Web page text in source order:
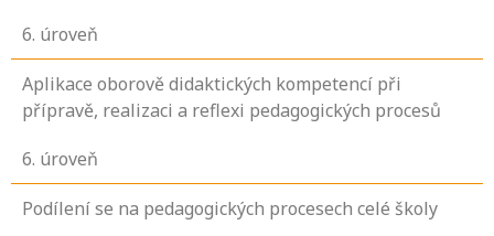
6. úroveň
Aplikace oborově didaktických kompetencí při
přípravě, realizaci a reflexi pedagogických procesů
6. úroveň
Podílení se na pedagogických procesech celé školy